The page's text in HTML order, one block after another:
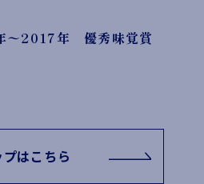
2017年 優秀味覚賞
はこちら